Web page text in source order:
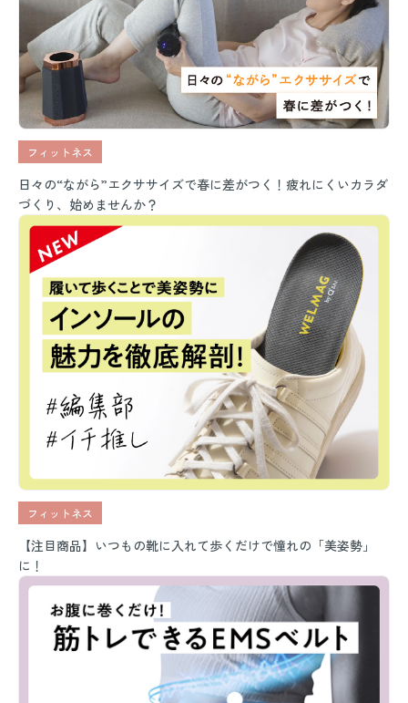
フィットネス
日々の“ながら”エクササイズで春に差がつく！疲れにくいカラダ
づくり、始めませんか？
フィットネス
【注目商品】いつもの靴に入れて歩くだけで憧れの「美姿勢」
に！